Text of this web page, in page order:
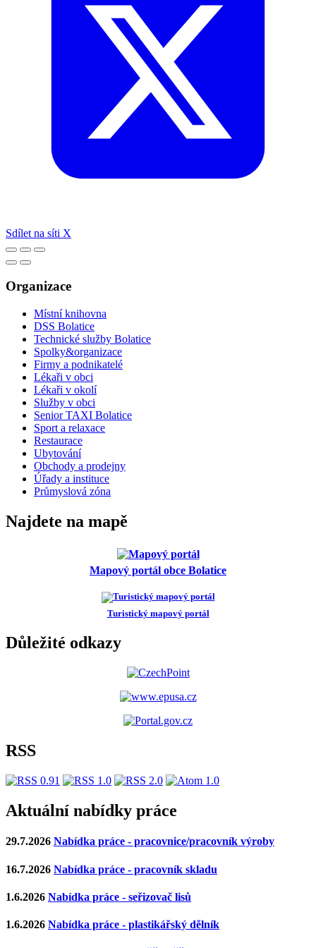
Sdílet na síti X
Organizace
Místní knihovna
DSS Bolatice
Technické služby Bolatice
Spolky&organizace
Firmy a podnikatelé
Lékaři v obci
Lékaři v okolí
Služby v obci
Senior TAXI Bolatice
Sport a relaxace
Restaurace
Ubytování
Obchody a prodejny
Úřady a instituce
Průmyslová zóna
Najdete na mapě
Mapový portál obce Bolatice
Turistický mapový portál
Důležité odkazy
RSS
Aktuální nabídky práce
29.7.2026 Nabídka práce - pracovnice/pracovník výroby
16.7.2026 Nabídka práce - pracovník skladu
1.6.2026 Nabídka práce - seřizovač lisů
1.6.2026 Nabídka práce - plastikářský dělník